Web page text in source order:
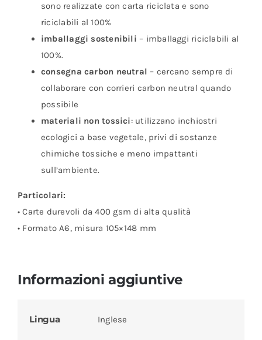
sono realizzate con carta riciclata e sono
riciclabili al 100%
imballaggi sostenibili – imballaggi riciclabili al
100%.
consegna carbon neutral – cercano sempre di
collaborare con corrieri carbon neutral quando
possibile
materiali non tossici: utilizzano inchiostri
ecologici a base vegetale, privi di sostanze
chimiche tossiche e meno impattanti
sull’ambiente.
Particolari:
• Carte durevoli da 400 gsm di alta qualità
• Formato A6, misura 105×148 mm
Informazioni aggiuntive
Lingua Inglese